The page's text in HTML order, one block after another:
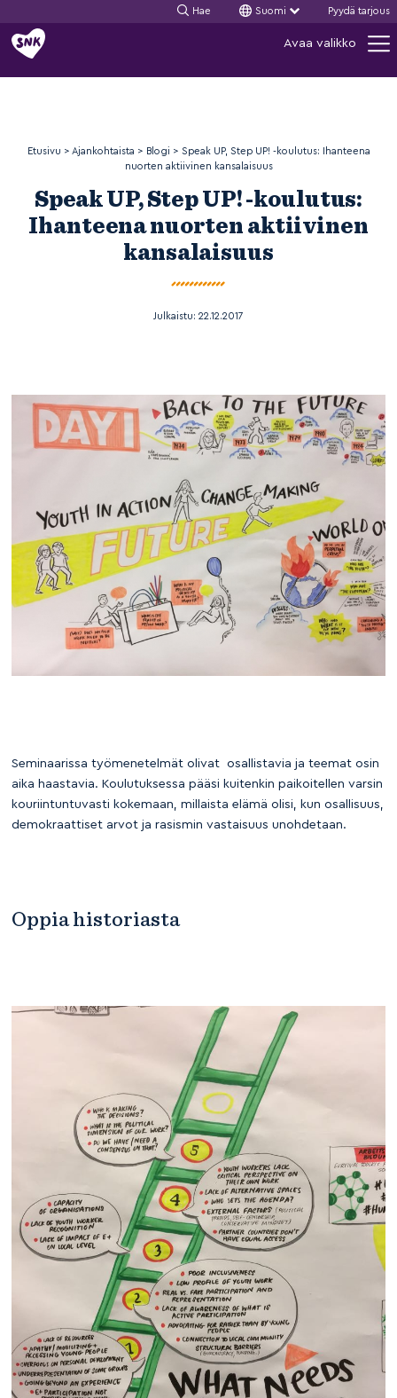
Siirry
sisältöön
Hae Suomi Pyydä tarjous
Avaa valikko
Etusivu > Ajankohtaista > Blogi > Speak UP, Step UP! -koulutus: Ihanteena
nuorten aktiivinen kansalaisuus
Speak UP, Step UP! -koulutus:
Ihanteena nuorten aktiivinen
kansalaisuus
Julkaistu: 22.12.2017
Seminaarissa työmenetelmät olivat osallistavia ja teemat osin
aika haastavia. Koulutuksessa pääsi kuitenkin paikoitellen varsin
kouriintuntuvasti kokemaan, millaista elämä olisi, kun osallisuus,
demokraattiset arvot ja rasismin vastaisuus unohdetaan.
Oppia historiasta